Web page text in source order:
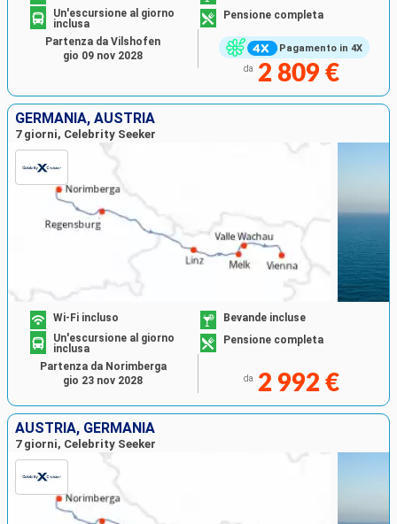
Pagamento in 4X
Un'escursione al giorno
inclusa
Pensione completa
da 2 809 €
Partenza da Vilshofen
gio 09 nov 2028
GERMANIA, AUSTRIA
7 giorni, Celebrity Seeker
Wi-Fi incluso
Bevande incluse
Un'escursione al giorno
inclusa
Pensione completa
da 2 992 €
Partenza da Norimberga
gio 23 nov 2028
AUSTRIA, GERMANIA
7 giorni, Celebrity Seeker